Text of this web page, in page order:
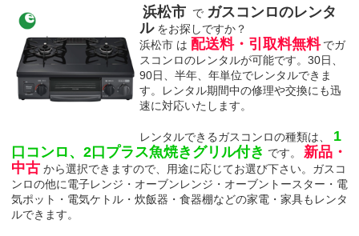
浜松市 で ガスコンロのレンタ
ル をお探しですか？
浜松市 は 配送料・引取料無料 でガ
スコンロのレンタルが可能です。30日、
90日、半年、年単位でレンタルできま
す。レンタル期間中の修理や交換にも迅
速に対応いたします。
レンタルできるガスコンロの種類は、
1
口コンロ、2口プラス魚焼きグリル付き です。
新品・
中古 から選択できますので、用途に応じてお選び下さい。ガスコ
ンロの他に電子レンジ・オーブンレンジ・オーブントースター・電
気ポット・電気ケトル・炊飯器・食器棚などの家電・家具もレンタ
ルできます。